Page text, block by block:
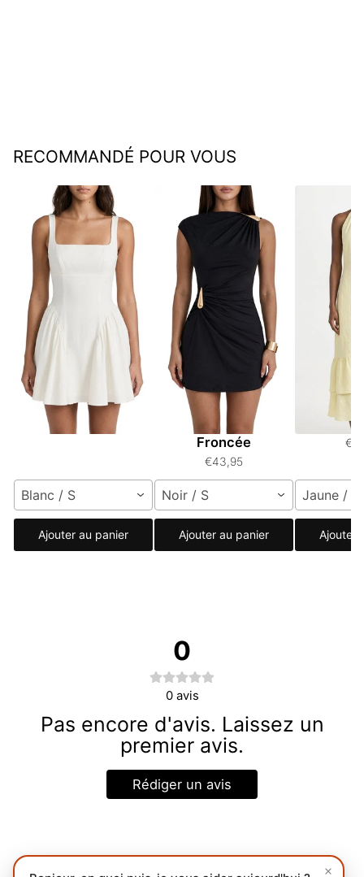
RECOMMANDÉ POUR VOUS
Robe Mini à Encolure
Carrée Sans Dos
€41,95
Blanc / S
Ajouter au panier
Robe Mini Sans
Manches
Asymétrique
Froncée
€43,95
Noir / S
Ajouter au panier
Robe
Jaune / S
Ajouter
0
0 avis
Pas encore d'avis. Laissez un
premier avis.
Rédiger un avis